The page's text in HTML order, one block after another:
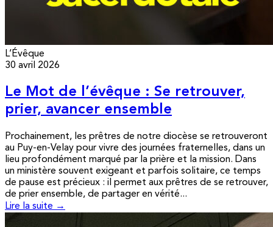
L’Évêque
30 avril 2026
Le Mot de l’évêque : Se retrouver,
prier, avancer ensemble
Prochainement, les prêtres de notre diocèse se retrouveront
au Puy-en-Velay pour vivre des journées fraternelles, dans un
lieu profondément marqué par la prière et la mission. Dans
un ministère souvent exigeant et parfois solitaire, ce temps
de pause est précieux : il permet aux prêtres de se retrouver,
de prier ensemble, de partager en vérité...
Lire la suite →